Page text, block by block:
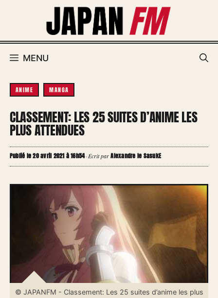
MENU
ANIME MANGA
CLASSEMENT: LES 25 SUITES D’ANIME LES
PLUS ATTENDUES
Publié le 20 avril 2021 à 16h54·Écrit parAlexandre le SasukE
© JAPANFM - Classement: Les 25 suites d’anime les plus